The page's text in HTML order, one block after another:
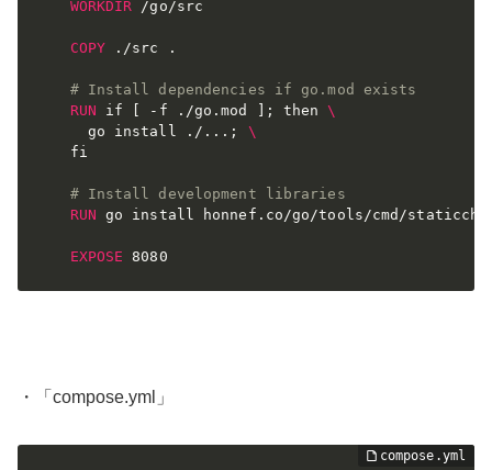
WORKDIR /go/src
COPY ./src .
# Install dependencies if go.mod exists
RUN if [ -f ./go.mod ]; then \
  go install ./...;
\
fi
# Install development libraries
RUN go install honnef.co/go/tools/cmd/
EXPOSE 8080
・「compose.yml」